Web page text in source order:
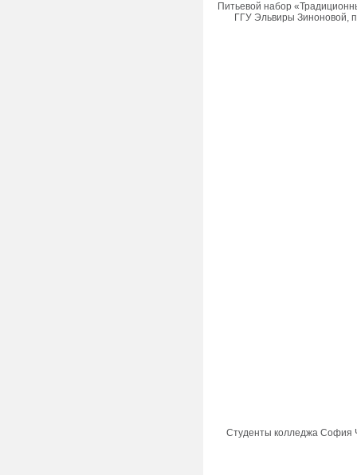
Питьевой набор
ГГУ Эльвиры Зиноновой,
Студенты колледжа София